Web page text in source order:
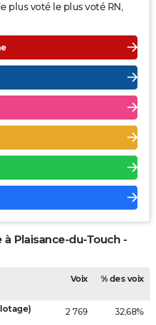
plus voté le plus voté RN,
Plaisance-du-Touch -
Voix % des voix
2 769 32,68%